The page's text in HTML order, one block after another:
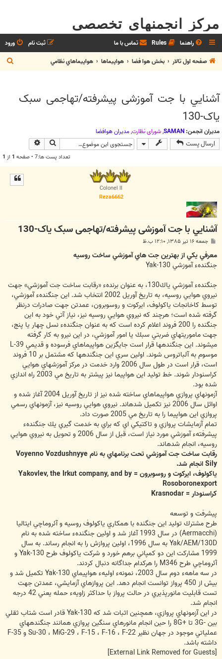
مرکز انجمنهای تخصصی
راهنما Rules تماس با ما ورود
ثبت نام
صفحه اول تالار
بخش هوا فضا هواپيماها هواپيماهاي نظامي
س
آشنايي با جت آموزشی پیشرفته/تهاجمی سبک
یاک-130
مدیران انجمن: SAMAN
,شوراي نظارت,مديران هوافضا
ارسال پست جستجو
تعداد پست ها:7 • صفحه 1 از 1
Colonel II
Reza6662
آشنايي با جت آموزشی پیشرفته/تهاجمی سبک یاک-130
ت
جمعه ۱۶ تیر ۱۳۸۵, ۱۲:۱۰ ب.ظ
معرفي يكي از بهترين جت هاي آموزشي ساخت روسيه
جنگندهء آموزشي Yak-130
جنگندهء آموزشي ياك130، به عنوان برندهء «رقابت ساخت جت آموزشي» جهت
نيروي هوايي روسيه‏، به تاريخ آوريل 2002 انتخاب شد. اين جنگندهء آموزشي،
توسط كاخانجات ياكولوف، ايركوت و روسوبرون، عمدتن جهت صادرات درنظر
گرفته شده است؛ هرچند كه نيروي هوايي روسيه نيز، نياز آتي خود به اين
جنگنده را 200 فروند اعلام كرده است كه به عنوان جنگندهء نسل چهار يا پنج،
جهت ماموريتهاي ضربتي سبك يا امور آموزشي، در اين نيرو به كار گرفته
مي‏شوند. اين جنگنده‏ها قرار است جايگزين هواپيماهاي فرسوده و قديمي L-39
موسوم به آلباتروس شوند. اولين سري اين جنگنده‏ها كه مشتمل بر 10 فروند
است، قرار است در طول سال 2006 وارد خدمت در مركز آموزشهاي هوايي
كراسنودار شوند. خط توليد اين هواپيما نيز پيشتر به تاريخ مي 2003 راه اندازي
شده بود.
آزمونهاي پروازي هواپيماهاي ساخته شده نيز از تاريخ آوريل 2004 آغاز شده و
اوائل سال 2006 نيز تكميل شده‏اند. نيروي هوايي روسيه نيز، آزمونهاي رسمي
پروازي اين هواپيما را به تاريخ مي 2005 صورت داد.
تمام آزمايشات پروازي و تاكتيكي اي كه براي به خدمت گيري يك جنگندهء
پيشرفتهء آموزشي مورد نياز است، قبل از سال 2006 و تحويل به نيروي هوايي
روسيه، انجام شده‏اند.
رقابت ساخت جت آموزشي تحت برنامه‏اي به نام Voyenno Vozdushnyye
Sily انجام شد.
ياكولوف، ايركوت و روسوبرون = Yakovlev, the Irkut company, and by
Rosoboronexport
كراسنودار = Krasnodar
پيشرفت و توسعه
طرح مشترك توليد اين جنگنده با همكاري ياكولوف روسيه و آئروماچي ايتاليا
(Aermacchi) در سال 1993 آغاز شد و اولين جنگندهء ساخته شده به نام
Yak/AEM/130D به سال 1996، اولين پروازش را به انجام رساند. به سال
1999 مشاركت اين دو كمپاني برهم خورد و شركت ياكولوف طرح Yak-130 و
آئروماچي طرح M346 را هركدام جداگانه دنبال كردند.
در سه ماههء دوم سال 2003، نمونهء اوليهء هواپيماي Yak-130 تكميل شد و
بيش از 450 پرواز توانست انجام دهد. اين پروازهاي آزمايشي، عمدتن جهت
تست قابليت مانورپذيري در حالت پرواز با حداكثر زاويهء حمله يعني 42 درجه
انجام شد.
در اين آزمونهاي پروازي، همچنين اثبات شد كه Yak-130 قادر است شتاب ثقلي
بين -3G تا +8G را حين انجام مانورهاي سنگين پروازي همانند جنگنده‏هاي
عملياتي موجود در جهان نظير Su-30 ، MiG-29 ، F-15 ، F-16 ، F-22 و F-35
داشته باشد.
[External Link Removed for Guests]